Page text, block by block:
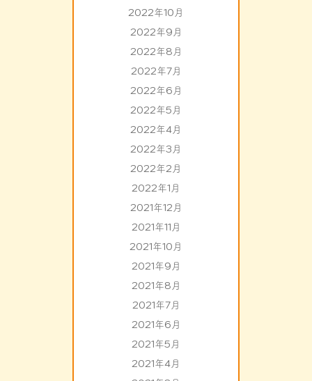
2022年10月
2022年9月
2022年8月
2022年7月
2022年6月
2022年5月
2022年4月
2022年3月
2022年2月
2022年1月
2021年12月
2021年11月
2021年10月
2021年9月
2021年8月
2021年7月
2021年6月
2021年5月
2021年4月